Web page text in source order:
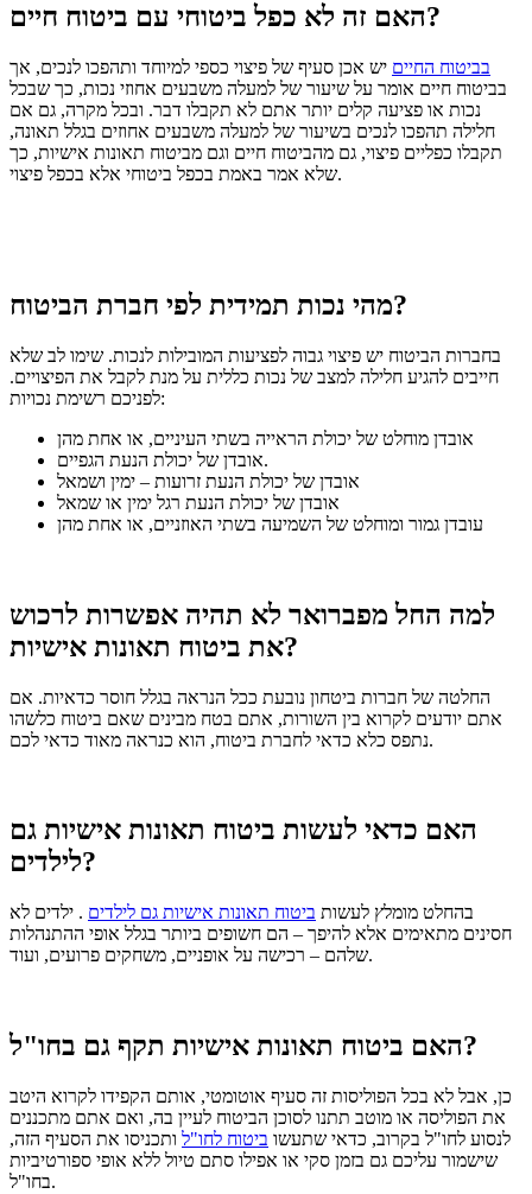
האם זה לא כפל ביטוחי עם ביטוח חיים?
בביטוח החיים יש אכן סעיף של פיצוי כספי למיוחד ותהפכו לנכים, אך
בביטוח חיים אומר על שיעור של למעלה משבעים אחוזי נכות, כך שבכל
נכות או פציעה קלים יותר אתם לא תקבלו דבר. ובכל מקרה, גם אם
חלילה תהפכו לנכים בשיעור של למעלה משבעים אחוזים בגלל תאונה,
תקבלו כפליים פיצוי, גם מהביטוח חיים וגם מביטוח תאונות אישיות, כך
שלא אמר באמת בכפל ביטוחי אלא בכפל פיצוי.
מהי נכות תמידית לפי חברת הביטוח?
בחברות הביטוח יש פיצוי גבוה לפציעות המובילות לנכות. שימו לב שלא
חייבים להגיע חלילה למצב של נכות כללית על מנת לקבל את הפיצויים.
לפניכם רשימת נכויות:
אובדן מוחלט של יכולת הראייה בשתי העיניים, או אחת מהן
אובדן של יכולת הנעת הגפיים.
אובדן של יכולת הנעת זרועות – ימין ושמאל
אובדן של יכולת הנעת רגל ימין או שמאל
עובדן גמור ומוחלט של השמיעה בשתי האוזניים, או אחת מהן
למה החל מפברואר לא תהיה אפשרות לרכוש
את ביטוח תאונות אישיות?
החלטה של ​​חברות ביטחון נובעת ככל הנראה בגלל חוסר כדאיות. אם
אתם יודעים לקרוא בין השורות, אתם בטח מבינים שאם ביטוח כלשהו
נתפס כלא כדאי לחברת ביטוח, הוא כנראה מאוד כדאי לכם.
האם כדאי לעשות ביטוח תאונות אישיות גם
לילדים?
בהחלט מומלץ לעשות ביטוח תאונות אישיות גם לילדים . ילדים לא
חסינים מתאימים אלא להיפך – הם חשופים ביותר בגלל אופי ההתנהלות
שלהם – רכישה על אופניים, משחקים פרועים, ועוד.
האם ביטוח תאונות אישיות תקף גם בחו"ל?
כן, אבל לא בכל הפוליסות זה סעיף אוטומטי, אותם הקפידו לקרוא היטב
את הפוליסה או מוטב תתנו לסוכן הביטוח לעיין בה, ואם אתם מתכננים
לנסוע לחו"ל בקרוב, כדאי שתעשו ביטוח לחו"ל ותכניסו את הסעיף הזה,
שישמור עליכם גם בזמן סקי או אפילו סתם טיול ללא אופי ספורטיביות
בחו"ל.